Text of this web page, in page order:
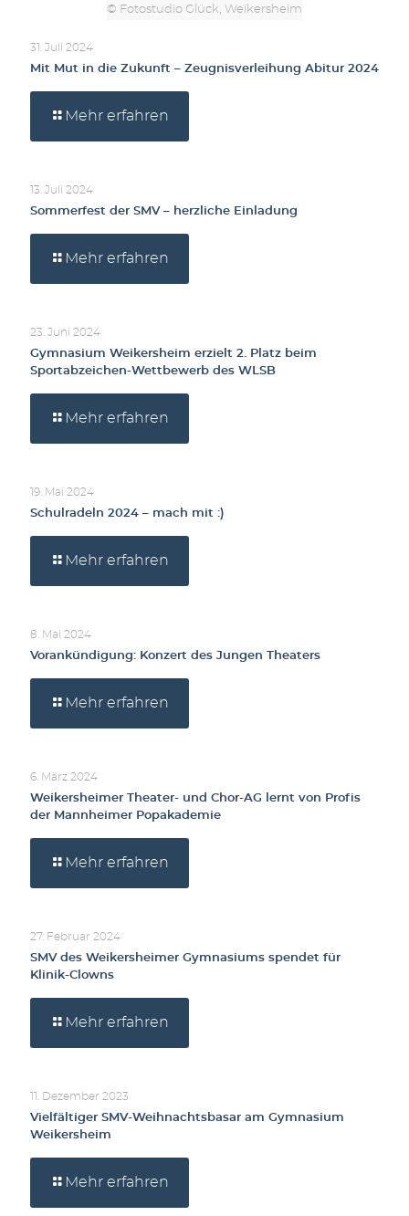
© Fotostudio Glück, Weikersheim
31. Juli 2024
Mit Mut in die Zukunft – Zeugnisverleihung Abitur 2024
Mehr erfahren
13. Juli 2024
Sommerfest der SMV – herzliche Einladung
Mehr erfahren
23. Juni 2024
Gymnasium Weikersheim erzielt 2. Platz beim
Sportabzeichen-Wettbewerb des WLSB
Mehr erfahren
19. Mai 2024
Schulradeln 2024 – mach mit :)
Mehr erfahren
8. Mai 2024
Vorankündigung: Konzert des Jungen Theaters
Mehr erfahren
6. März 2024
Weikersheimer Theater- und Chor-AG lernt von Profis
der Mannheimer Popakademie
Mehr erfahren
27. Februar 2024
SMV des Weikersheimer Gymnasiums spendet für
Klinik-Clowns
Mehr erfahren
11. Dezember 2023
Vielfältiger SMV-Weihnachtsbasar am Gymnasium
Weikersheim
Mehr erfahren